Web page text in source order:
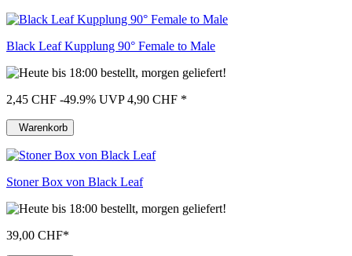
Black Leaf Kupplung 90° Female to Male
2,45 CHF -49.9% UVP 4,90 CHF *
Warenkorb
Stoner Box von Black Leaf
39,00 CHF*